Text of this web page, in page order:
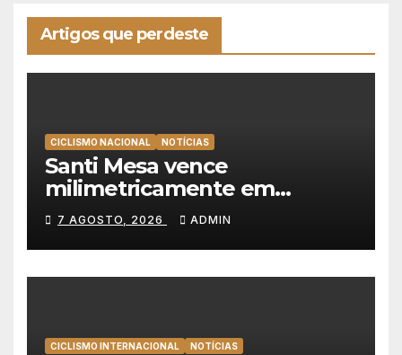
Artigos que perdeste
CICLISMO NACIONAL NOTÍCIAS
Santi Mesa vence
milimetricamente em
Albufeira, Rui Oliveira
mantém a amarela da Volta a
Portugal
7 AGOSTO, 2026 ADMIN
CICLISMO INTERNACIONAL NOTÍCIAS